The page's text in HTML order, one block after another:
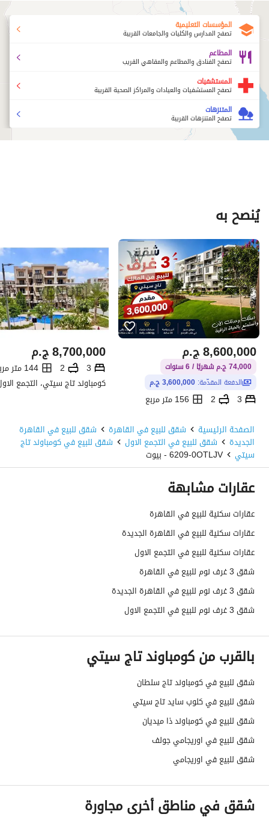
المؤسسات التعليمية
تصفح المدارس والكليات والجامعات القريبة
المطاعم
تصفح الفنادق والمطاعم والمقاهي القريب
المستشفيات
تصفح المستشفيات والعيادات والمراكز الصحية القريبة
المتنزهات
تصفح المتنزهات القريبة
يُنصح به
ج.م8,600,000
74,000 ج.م شهريًا / 6 سنوات
الدفعة المقدّمة: 3,600,000 ج.م
3
2
156 متر مربع
ج.م8,700,000
3
2 144 متر مربع
الصفحة الرئيسية شقق للبيع في القاهرة شقق للبيع في القاهرة
الجديدة شقق للبيع في التجمع الاول شقق للبيع في كومباوند تاج
سيتي 6209-0OTLJV - بيوت
عقارات مشابهة
عقارات سكنية للبيع في القاهرة
عقارات سكنية للبيع في القاهرة الجديدة
عقارات سكنية للبيع في التجمع الاول
شقق 3 غرف نوم للبيع في القاهرة
شقق 3 غرف نوم للبيع في القاهرة الجديدة
شقق 3 غرف نوم للبيع في التجمع الاول
بالقرب من كومباوند تاج سيتي
شقق للبيع في كومباوند تاج سلطان
شقق للبيع في كلوب سايد تاج سيتي
شقق للبيع في كومباوند ذا ميديان
شقق للبيع في اوريجامي جولف
شقق للبيع في اوريجامي
شقق في مناطق أخرى مجاورة